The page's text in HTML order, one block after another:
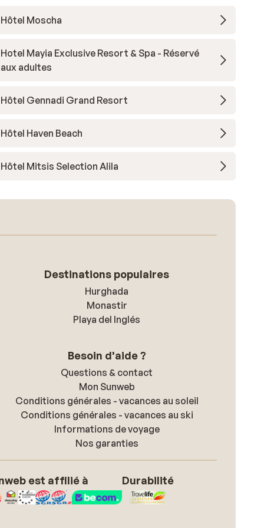
Hôtel Moscha
Hotel Mayia Exclusive Resort & Spa - Réservé
aux adultes
Hôtel Gennadi Grand Resort
Hôtel Haven Beach
Hôtel Mitsis Selection Alila
Destinations populaires
Hurghada
Monastir
Playa del Inglés
Besoin d'aide ?
Questions & contact
Mon Sunweb
Conditions générales - vacances au soleil
Conditions générales - vacances au ski
Informations de voyage
Nos garanties
est affilié à Durabilité